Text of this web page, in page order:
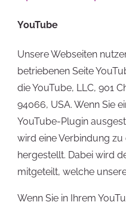
YouTube
Unsere Webseiten
betriebenen Seite
die YouTube, LLC, 901
94066, USA. Wenn Sie
YouTube-Plugin
wird eine Verbindung
hergestellt. Dabei wird
mitgeteilt, welche
Wenn Sie in Ihrem